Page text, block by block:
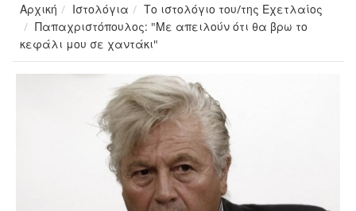
Αρχική Ιστολόγια
Το ιστολόγιο του/της Εχετλαίος
Παπαχριστόπουλος: "Με απειλούν ότι θα βρω το
κεφάλι μου σε χαντάκι"